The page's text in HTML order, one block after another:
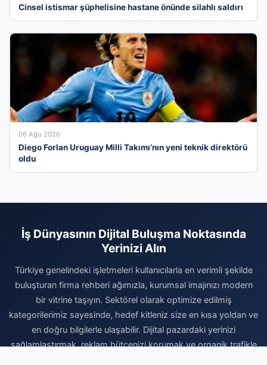
Cinsel istismar şüphelisine hastane önünde silahlı saldırı
06 Ağu 2026
Diego Forlan Uruguay Milli Takımı’nın yeni teknik direktörü
oldu
İş Dünyasının Dijital Buluşma Noktasında
Yerinizi Alın
Türkiye genelindeki işletmeleri kullanıcılarla en verimli şekilde
buluşturan firma rehberi ağımızla, kurumsal imajınızı modern
bir vitrine taşıyın. Sektörel olarak optimize edilmiş
kategorilerimiz sayesinde, hedef kitleniz size en kısa yoldan ve
en doğru bilgilerle ulaşabilir. Dijital pazardaki yerinizi
sağlamlaştırmak, reklam bütçenizi korumak ve organik trafikle